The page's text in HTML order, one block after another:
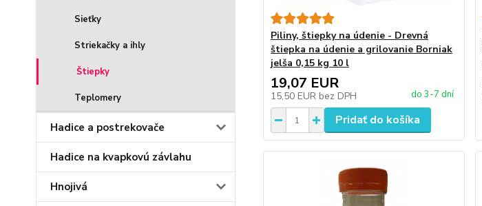
Sieťky
Striekačky a ihly
Štiepky
Teplomery
Hadice a postrekovače
Hadice na kvapkovú závlahu
Hnojivá
Piliny, štiepky na údenie - Drevná
štiepka na údenie a grilovanie Borniak
jelša 0,15 kg 10 l
19,07 EUR
15,50 EUR bez DPH do 3-7 dní
Pridať do košíka